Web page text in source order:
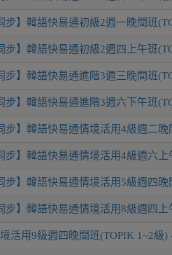
步】韓語快易通初級2週一晚間班
步】韓語快易通初級2週四上午班
步】韓語快易通進階3週三晚間班
步】韓語快易通進階3週六下午班
步】韓語快易通情境活用4級週二
步】韓語快易通情境活用4級週六
步】韓語快易通情境活用5級週四
步】韓語快易通情境活用8級週四
活用9級週四晚間班(TOPIK 1~2級)